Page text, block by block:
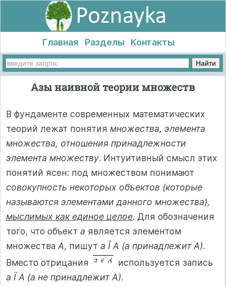
Главная Разделы Контакты
Азы наивной теории множеств
В фундаменте современных математических
теорий лежат понятия множества, элемента
множества, отношения принадлежности
элемента множеству. Интуитивный смысл этих
понятий ясен: под множеством понимают
совокупность некоторых объектов (которые
называются элементами данного множества),
мыслимых как единое целое. Для обозначения
того, что объект a является элементом
множества А, пишут a Î А (а принадлежит А).
Вместо отрицания
используется запись
а Ï А (а не принадлежит А).